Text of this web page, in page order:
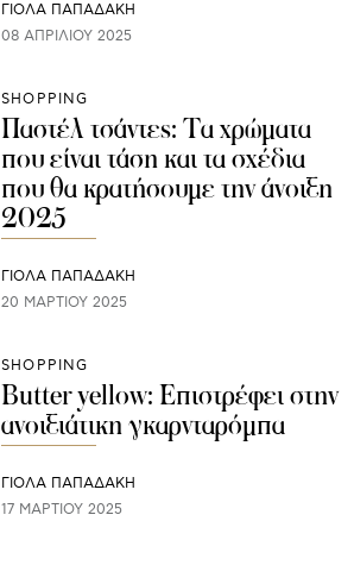
ΓΙΌΛΑ ΠΑΠΑΔΆΚΗ
08 ΑΠΡΙΛΊΟΥ 2025
SHOPPING
Παστέλ τσάντες: Τα χρώματα
που είναι τάση και τα σχέδια
που θα κρατήσουμε την άνοιξη
2025
ΓΙΌΛΑ ΠΑΠΑΔΆΚΗ
20 ΜΑΡΤΊΟΥ 2025
SHOPPING
Butter yellow: Επιστρέφει στην
ανοιξιάτικη γκαρνταρόμπα
ΓΙΌΛΑ ΠΑΠΑΔΆΚΗ
17 ΜΑΡΤΊΟΥ 2025